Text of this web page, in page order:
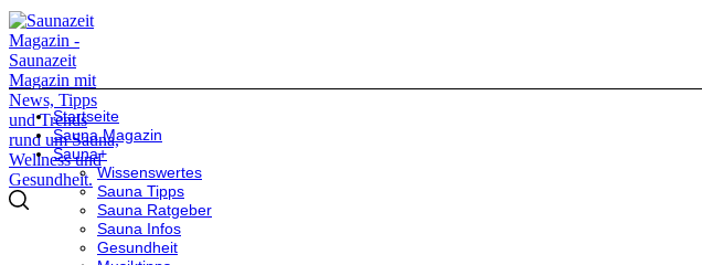
Startseite
Sauna Magazin
Sauna+
Wissenswertes
Sauna Tipps
Sauna Ratgeber
Sauna Infos
Gesundheit